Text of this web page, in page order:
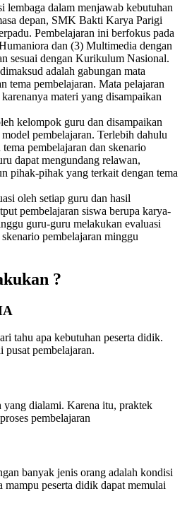
lembaga dalam menjawab kebutuhan
depan, SMK Bakti Karya Parigi
Pembelajaran ini berfokus pada
dan (3) Multimedia dengan
sesuai dengan Kurikulum Nasional.
adalah gabungan mata
tema pembelajaran. Mata pelajaran
materi yang disampaikan
kelompok guru dan disampaikan
model pembelajaran. Terlebih dahulu
pembelajaran dan skenario
dapat mengundang relawan,
pihak-pihak yang terkait dengan tema
oleh setiap guru dan hasil
pembelajaran siswa berupa karya-
guru-guru melakukan evaluasi
pembelajaran minggu
?
tahu apa kebutuhan peserta didik.
pusat pembelajaran.
yang dialami. Karena itu, praktek
pembelajaran
banyak jenis orang adalah kondisi
mampu peserta didik dapat memulai